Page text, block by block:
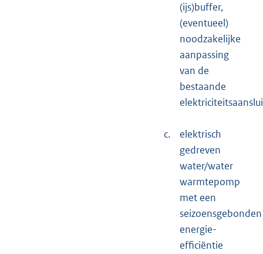
(ijs)buffer,
(eventueel)
noodzakelijke
aanpassing
van de
bestaande
c.
elektrisch
gedreven
water/water
warmtepomp
met een
seizoensgebonden
energie-
efficiëntie